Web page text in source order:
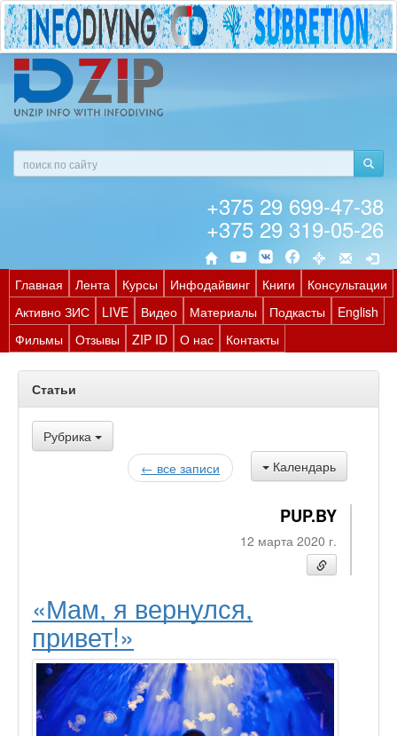
+375 29 699-47-38
+375 29 319-05-26
Главная Лента Курсы Инфодайвинг Книги
Консультации
Активно ЗИС
LIVE Видео Материалы Подкасты
English
Фильмы
Отзывы ZIP ID О нас Контакты
Статьи
Рубрика
Календарь
← все записи
PUP.BY
12 марта 2020 г.
«Мам, я вернулся,
привет!»